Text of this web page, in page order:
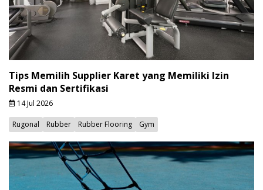
Tips Memilih Supplier Karet yang Memiliki Izin
Resmi dan Sertifikasi
14 Jul 2026
Rugonal Rubber Rubber Flooring Gym